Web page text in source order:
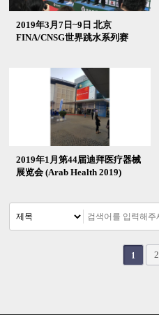
2019年3月7日~9日 北京
FINA/CNSG世界跳水系列赛
2019年1月第44届迪拜医疗器械
展览会 (Arab Health 2019)
1 2